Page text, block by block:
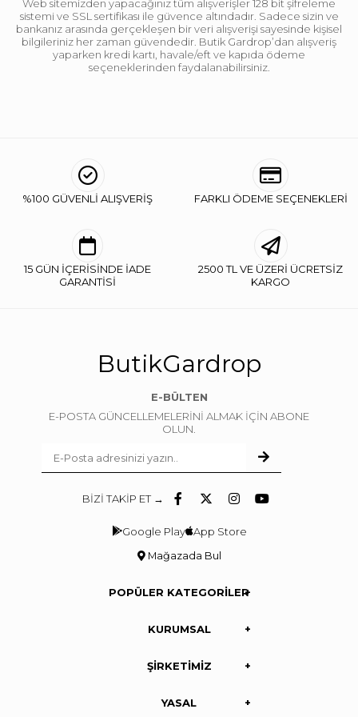
Web sitemizden yapacağınız tüm alışverişler 128 bit şifreleme
sistemi ve SSL sertifikası ile güvence altındadır. Sadece sizin ve
bankanız arasında gerçekleşen bir veri alışverişi sayesinde kişisel
bilgileriniz her zaman güvendedir. Butik Gardrop’dan alışveriş
yaparken kredi kartı, havale/eft ve kapıda ödeme
seçeneklerinden faydalanabilirsiniz.
%100 GÜVENLİ ALIŞVERİŞ FARKLI ÖDEME SEÇENEKLERİ
15 GÜN İÇERİSİNDE İADE
GARANTİSİ
2500 TL VE ÜZERİ ÜCRETSİZ
KARGO
ButikGardrop
E-BÜLTEN
E-POSTA GÜNCELLEMELERİNİ ALMAK İÇİN ABONE
OLUN.
BİZİ TAKİP ET →
Google Play App Store
Mağazada Bul
POPÜLER KATEGORİLER
KURUMSAL
ŞİRKETİMİZ
YASAL